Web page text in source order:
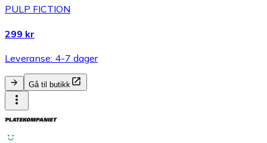
PULP FICTION
299 kr
Leveranse: 4-7 dager
Gå til butikk